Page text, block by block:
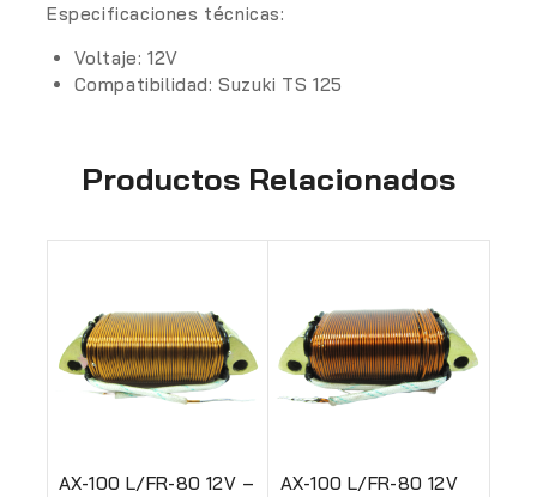
Especificaciones técnicas:
Voltaje: 12V
Compatibilidad: Suzuki TS 125
Productos Relacionados
AX-100 L/FR-80 12V –
AX-100 L/FR-80 12V